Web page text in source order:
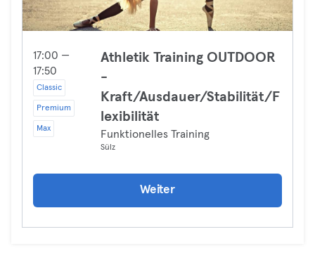
17:00 —
17:50
Classic
Premium
Max
Athletik Training OUTDOOR
-
Kraft/Ausdauer/Stabilität/F
lexibilität
Funktionelles Training
Sülz
Weiter